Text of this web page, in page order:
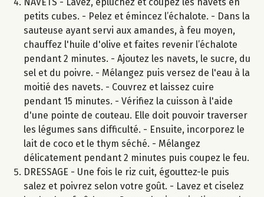
petits cubes. - Pelez et émincez l’échalote. - Dans la
sauteuse ayant servi aux amandes, à feu moyen,
chauffez l'huile d'olive et faites revenir l’échalote
pendant 2 minutes. - Ajoutez les navets, le sucre, du
sel et du poivre. - Mélangez puis versez de l'eau à la
moitié des navets. - Couvrez et laissez cuire
pendant 15 minutes. - Vérifiez la cuisson à l'aide
d'une pointe de couteau. Elle doit pouvoir traverser
les légumes sans difficulté. - Ensuite, incorporez le
lait de coco et le thym séché. - Mélangez
délicatement pendant 2 minutes puis coupez le feu.
DRESSAGE - Une fois le riz cuit, égouttez-le puis
salez et poivrez selon votre goût. - Lavez et ciselez